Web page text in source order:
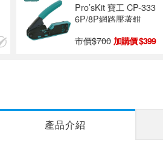
Pro’sKit 寶工 CP-333
6P/8P網路壓著鉗
市價$700 399
產品介紹